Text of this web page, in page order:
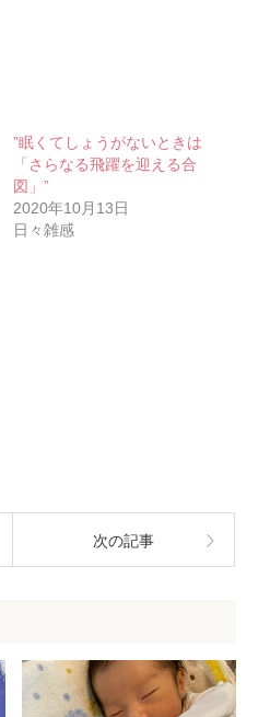
”眠くてしょうがないときは
「さらなる飛躍を迎える合
図」”
2020年10月13日
日々雑感
次の記事